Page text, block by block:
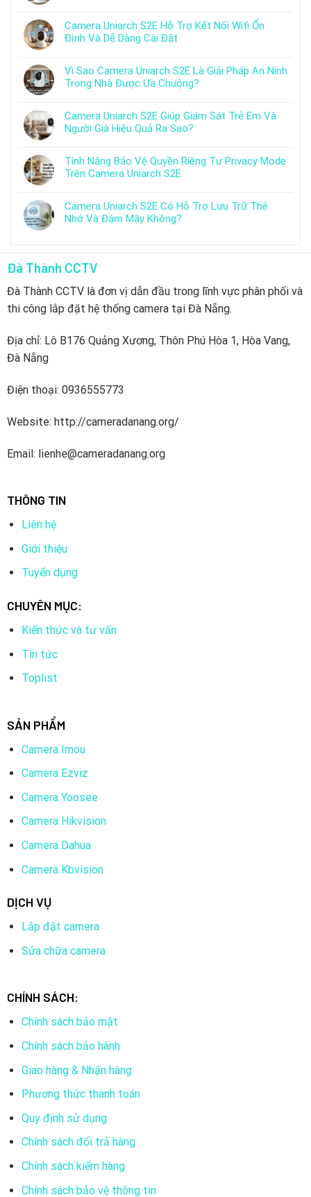
Camera Uniarch S2E Hỗ Trợ Kết Nối Wifi Ổn
Định Và Dễ Dàng Cài Đặt
Vì Sao Camera Uniarch S2E Là Giải Pháp An Ninh
Trong Nhà Được Ưa Chuộng?
Camera Uniarch S2E Giúp Giám Sát Trẻ Em Và
Người Già Hiệu Quả Ra Sao?
Tính Năng Bảo Vệ Quyền Riêng Tư Privacy Mode
Trên Camera Uniarch S2E
Camera Uniarch S2E Có Hỗ Trợ Lưu Trữ Thẻ
Nhớ Và Đám Mây Không?
Đà Thành CCTV
Đà Thành CCTV là đơn vị dẫn đầu trong lĩnh vực phân phối và
thi công lắp đặt hệ thống camera tại Đà Nẵng.
Địa chỉ: Lô B176 Quảng Xương, Thôn Phú Hòa 1, Hòa Vang,
Đà Nẵng
Điện thoại: 0936555773
Website: http://cameradanang.org/
Email: lienhe@cameradanang.org
THÔNG TIN
Liên hệ
Giới thiệu
Tuyển dụng
CHUYÊN MỤC:
Kiến thức và tư vấn
Tin tức
Toplist
SẢN PHẨM
Camera Imou
Camera Ezviz
Camera Yoosee
Camera Hikvision
Camera Dahua
Camera Kbvision
DỊCH VỤ
Lắp đặt camera
Sửa chữa camera
CHÍNH SÁCH:
Chính sách bảo mật
Chính sách bảo hành
Giao hàng & Nhận hàng
Phương thức thanh toán
Quy định sử dụng
Chính sách đổi trả hàng
Chính sách kiểm hàng
Chính sách bảo vệ thông tin